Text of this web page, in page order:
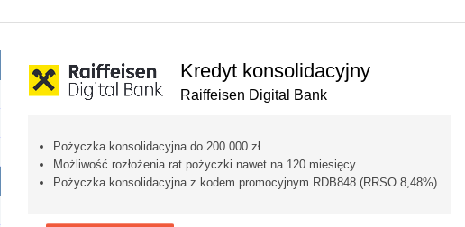
Kredyt konsolidacyjny
Raiffeisen Digital Bank
Pożyczka konsolidacyjna do 200 000 zł
Możliwość rozłożenia rat pożyczki nawet na 120 miesięcy
Pożyczka konsolidacyjna z kodem promocyjnym RDB848 (RRSO 8,48%)